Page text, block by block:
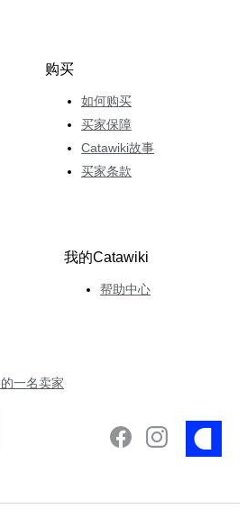
购买
如何购买
买家保障
Catawiki故事
买家条款
一名卖家
我的Catawiki
帮助中心